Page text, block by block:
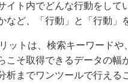
イト内でどんな行動をし
など、「行動」と「行動」
ットは、検索キーワード
こそ取得できるデータの
析までワンツールで行える